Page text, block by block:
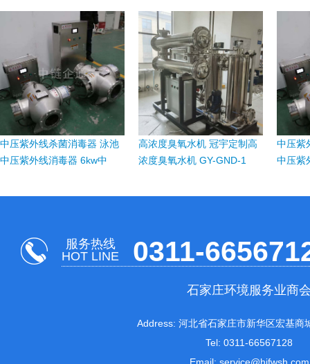
中压紫外线杀菌消毒器 泳池
中压紫外线消毒器 6kw中
高浓度臭氧水机 冠宇定制高
浓度臭氧水机 GY-GND-1
中压紫
中压紫
服务热线
HOT LINE
0311-
石家庄环境服务业商
Address: 河北省石家庄市新华区宏基商
Tel: 0311-66567128